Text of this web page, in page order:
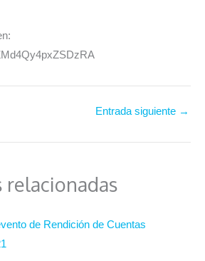
Entrada siguiente →
relacionadas